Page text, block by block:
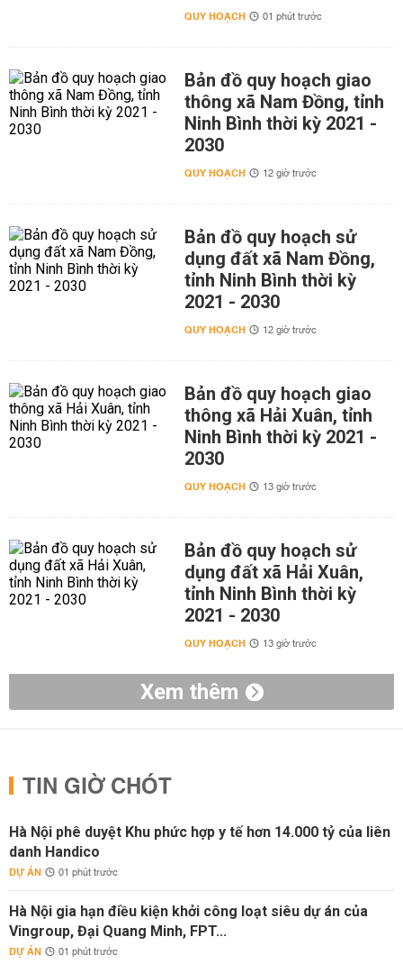
QUY HOẠCH 01 phút trước
Bản đồ quy hoạch giao
thông xã Nam Đồng, tỉnh
Ninh Bình thời kỳ 2021 -
2030
QUY HOẠCH 12 giờ trước
Bản đồ quy hoạch sử
dụng đất xã Nam Đồng,
tỉnh Ninh Bình thời kỳ
2021 - 2030
QUY HOẠCH 12 giờ trước
Bản đồ quy hoạch giao
thông xã Hải Xuân, tỉnh
Ninh Bình thời kỳ 2021 -
2030
QUY HOẠCH 13 giờ trước
Bản đồ quy hoạch sử
dụng đất xã Hải Xuân,
tỉnh Ninh Bình thời kỳ
2021 - 2030
QUY HOẠCH 13 giờ trước
Xem thêm
TIN GIỜ CHÓT
Hà Nội phê duyệt Khu phức hợp y tế hơn 14.000 tỷ của liên
danh Handico
DỰ ÁN 01 phút trước
Hà Nội gia hạn điều kiện khởi công loạt siêu dự án của
Vingroup, Đại Quang Minh, FPT...
DỰ ÁN 01 phút trước